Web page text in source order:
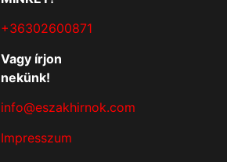
+36302600871
Vagy írjon
nekünk!
info@eszakhirnok.com
Impresszum